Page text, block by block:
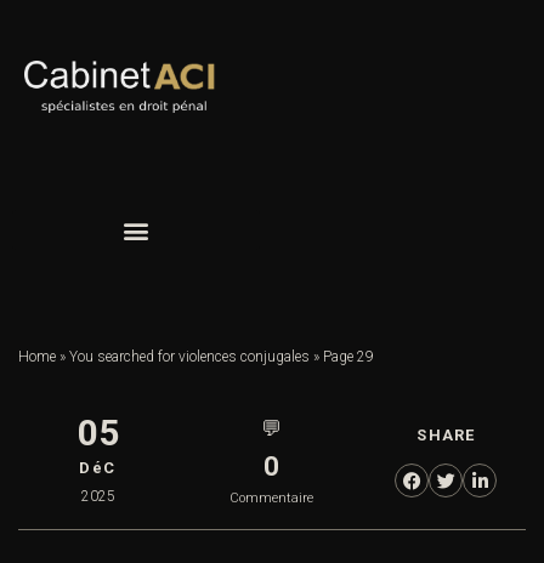
Home » You searched for violences conjugales » Page 29
05
DéC
2025
💬
0
Commentaire
SHARE